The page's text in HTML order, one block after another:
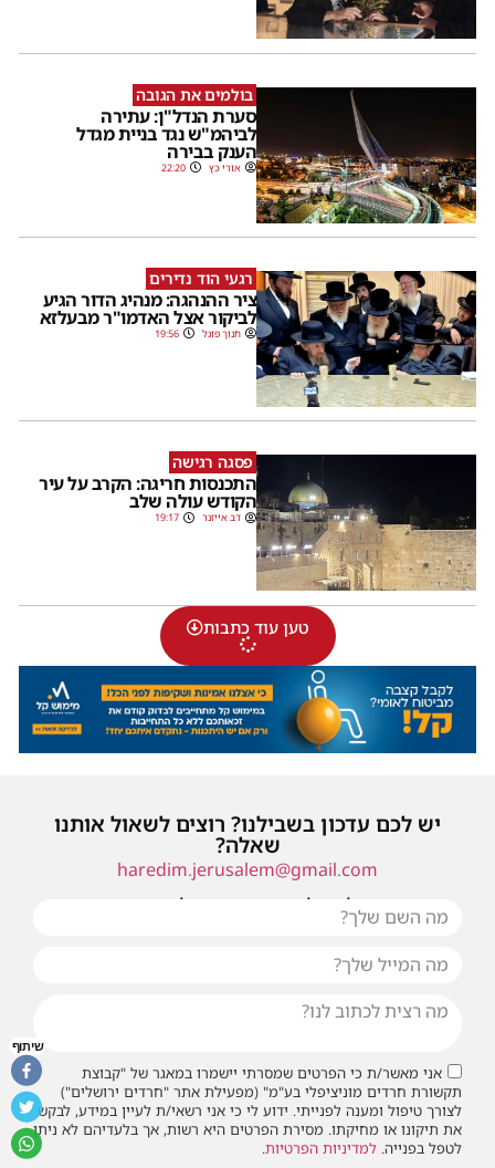
בולמים את הגובה
סערת הנדל"ן: עתירה
לביהמ"ש נגד בניית מגדל
הענק בבירה
אורי כץ 22:20
רגעי הוד נדירים
ציר ההנהגה: מנהיג הדור הגיע
לביקור אצל האדמו"ר מבעלזא
חנוך פוגל 19:56
פסגה רגישה
התכנסות חריגה: הקרב על עיר
הקודש עולה שלב
דב אייזנר 19:17
טען עוד כתבות
יש לכם עדכון בשבילנו? רוצים לשאול אותנו
שאלה?
haredim.jerusalem@gmail.com
או שילחו אלינו פנייה ונחזור אליכם בהקדם
אני מאשר/ת כי הפרטים שמסרתי יישמרו במאגר של "קבוצת
תקשורת חרדים מוניציפלי בע"מ" (מפעילת אתר "חרדים ירושלים")
לצורך טיפול ומענה לפנייתי. ידוע לי כי אני רשאי/ת לעיין במידע, לבקש
את תיקונו או מחיקתו. מסירת הפרטים היא רשות, אך בלעדיהם לא ניתן
לטפל בפנייה. למדיניות הפרטיות.
שיתוף